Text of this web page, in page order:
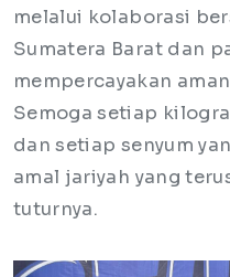
melalui kolaborasi
Sumatera Barat dan
mempercayakan
Semoga setiap
dan setiap senyum
amal jariyah yang
tuturnya.